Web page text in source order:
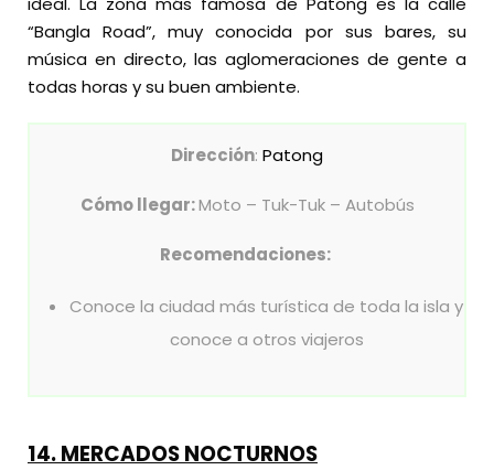
“Bangla Road”, muy conocida por sus bares, su
música en directo, las aglomeraciones de gente a
todas horas y su buen ambiente.
Dirección: Patong
Cómo llegar:Moto – Tuk-Tuk – Autobús
Recomendaciones:
Conoce la ciudad más turística de toda la isla y
conoce a otros viajeros
14. MERCADOS NOCTURNOS